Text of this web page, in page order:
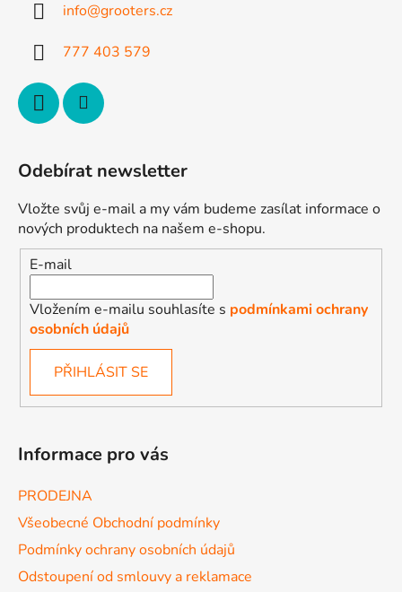
info@grooters.cz
777 403 579
Odebírat newsletter
Vložte svůj e-mail a my vám budeme zasílat informace o
nových produktech na našem e-shopu.
E-mail
Vložením e-mailu souhlasíte s podmínkami ochrany
osobních údajů
PŘIHLÁSIT SE
Informace pro vás
PRODEJNA
Všeobecné Obchodní podmínky
Podmínky ochrany osobních údajů
Odstoupení od smlouvy a reklamace